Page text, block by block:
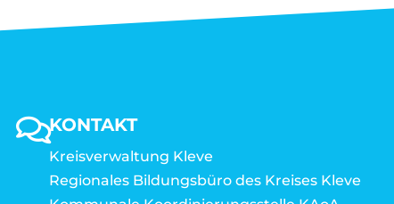
KONTAKT
Kreisverwaltung Kleve
Regionales Bildungsbüro des Kreises Kleve